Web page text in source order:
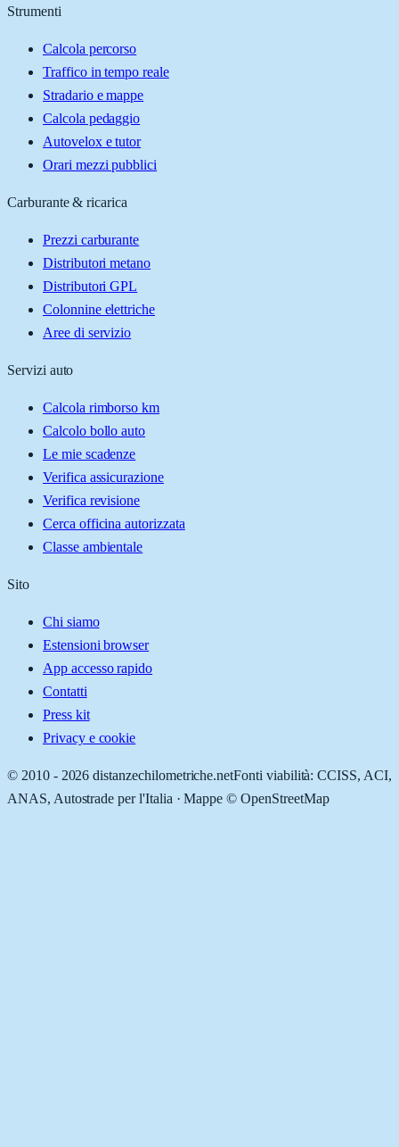
Strumenti
Calcola percorso
Traffico in tempo reale
Stradario e mappe
Calcola pedaggio
Autovelox e tutor
Orari mezzi pubblici
Carburante & ricarica
Prezzi carburante
Distributori metano
Distributori GPL
Colonnine elettriche
Aree di servizio
Servizi auto
Calcola rimborso km
Calcolo bollo auto
Le mie scadenze
Verifica assicurazione
Verifica revisione
Cerca officina autorizzata
Classe ambientale
Sito
Chi siamo
Estensioni browser
App accesso rapido
Contatti
Press kit
Privacy e cookie
© 2010 - 2026 distanzechilometriche.netFonti viabilità: CCISS, ACI,
ANAS, Autostrade per l'Italia · Mappe © OpenStreetMap